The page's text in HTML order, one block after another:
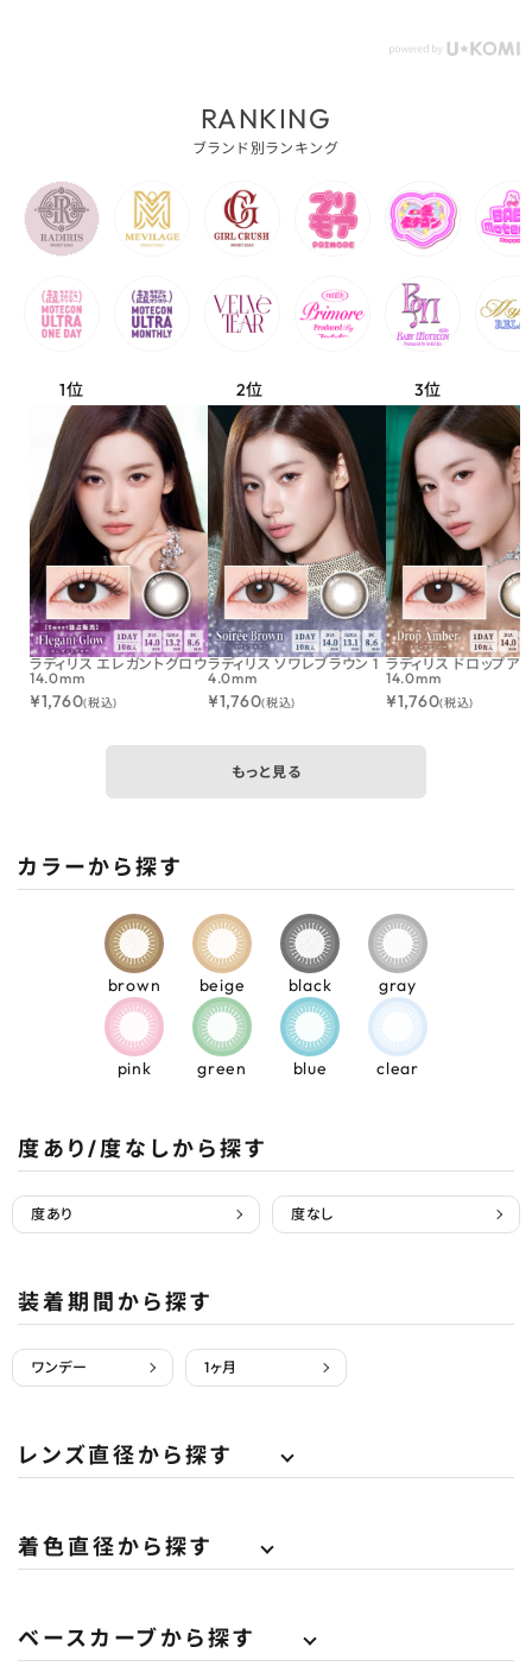
RANKING
ブランド別ランキング
ラディリス エレガントグロウ
14.0mm
¥1,760(税込)
ラディリス ソワレブラウン 1
4.0mm
¥1,760(税込)
ラディリス ドロップア
14.0mm
¥1,760(税込)
もっと見る
カラーから探す
brown beige black gray
pink green blue clear
度あり/度なしから探す
度あり 度なし
装着期間から探す
ワンデー 1ヶ月
レンズ直径から探す
着色直径から探す
ベースカーブから探す